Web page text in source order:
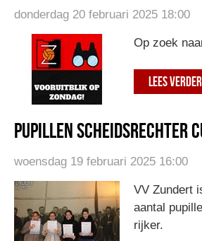
donderdag 20 februari 2025 18:00
Op zoek
LEES VERDER
Pupillen Scheidsrechter
woensdag 19 februari 2025 16:00
VV Zundert
aantal
rijker.